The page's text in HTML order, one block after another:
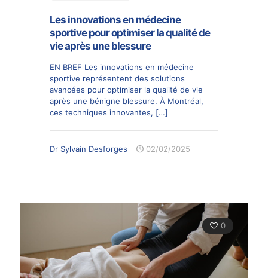
Les innovations en médecine
sportive pour optimiser la qualité de
vie après une blessure
EN BREF Les innovations en médecine
sportive représentent des solutions
avancées pour optimiser la qualité de vie
après une bénigne blessure. À Montréal,
ces techniques innovantes, […]
Dr Sylvain Desforges 02/02/2025
0